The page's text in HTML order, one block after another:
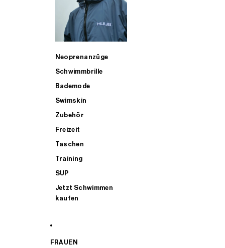
Neoprenanzüge
Schwimmbrille
Bademode
Swimskin
Zubehör
Freizeit
Taschen
Training
SUP
Jetzt Schwimmen
kaufen
FRAUEN